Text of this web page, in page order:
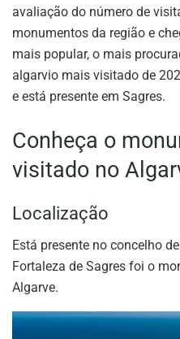
avaliação do número de
monumentos da região e
mais popular, o mais
algarvio mais visitado de
e está presente em Sagres.
Conheça o
visitado no
Localização
Está presente no concelho
Fortaleza de Sagres foi o
Algarve.